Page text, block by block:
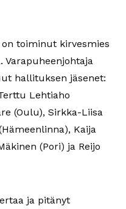
toiminut kirvesmies
Varapuheenjohtaja
hallituksen jäsenet:
Lehtiaho
(Oulu), Sirkka-Liisa
Kaija
(Pori) ja Reijo
ja pitänyt